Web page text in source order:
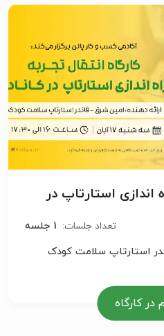
اندازی استارتاپ در
تعداد جلسات: 1 جلسه
استارتاپ سلامت کودک
در کارگاه